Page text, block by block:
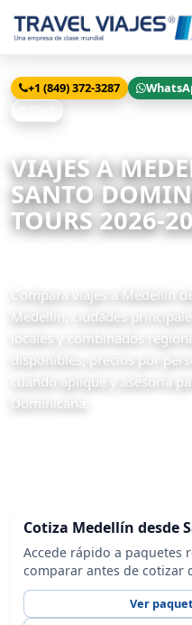
+1 (849) 372-3287
VIAJES A
SANTO
TOURS 2026-
Compara viajes a Medellín
Medellín, ciudades
locales y combinados
disponibles, precios por
cuando aplique y asesoría
Dominicana.
Cotiza Medellín desde
Accede rápido a paquetes
comparar antes de cotizar
Ver